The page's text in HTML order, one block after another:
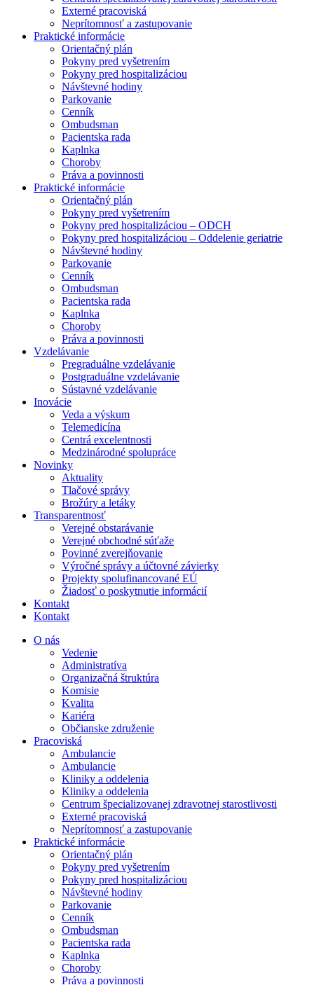
Externé pracoviská
Neprítomnosť a zastupovanie
Praktické informácie
Orientačný plán
Pokyny pred vyšetrením
Pokyny pred hospitalizáciou
Návštevné hodiny
Parkovanie
Cenník
Ombudsman
Pacientska rada
Kaplnka
Choroby
Práva a povinnosti
Praktické informácie
Orientačný plán
Pokyny pred vyšetrením
Pokyny pred hospitalizáciou – ODCH
Pokyny pred hospitalizáciou – Oddelenie geriatrie
Návštevné hodiny
Parkovanie
Cenník
Ombudsman
Pacientska rada
Kaplnka
Choroby
Práva a povinnosti
Vzdelávanie
Pregraduálne vzdelávanie
Postgraduálne vzdelávanie
Sústavné vzdelávanie
Inovácie
Veda a výskum
Telemedicína
Centrá excelentnosti
Medzinárodné spolupráce
Novinky
Aktuality
Tlačové správy
Brožúry a letáky
Transparentnosť
Verejné obstarávanie
Verejné obchodné súťaže
Povinné zverejňovanie
Výročné správy a účtovné závierky
Projekty spolufinancované EÚ
Žiadosť o poskytnutie informácií
Kontakt
Kontakt
O nás
Vedenie
Administratíva
Organizačná štruktúra
Komisie
Kvalita
Kariéra
Občianske združenie
Pracoviská
Ambulancie
Ambulancie
Kliniky a oddelenia
Kliniky a oddelenia
Centrum špecializovanej zdravotnej starostlivosti
Externé pracoviská
Neprítomnosť a zastupovanie
Praktické informácie
Orientačný plán
Pokyny pred vyšetrením
Pokyny pred hospitalizáciou
Návštevné hodiny
Parkovanie
Cenník
Ombudsman
Pacientska rada
Kaplnka
Choroby
Práva a povinnosti